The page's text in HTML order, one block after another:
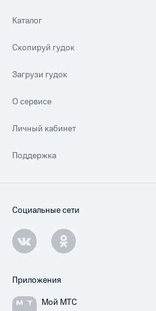
Каталог
Скопируй гудок
Загрузи гудок
О сервисе
Личный кабинет
Поддержка
Социальные сети
Приложения
Мой МТС